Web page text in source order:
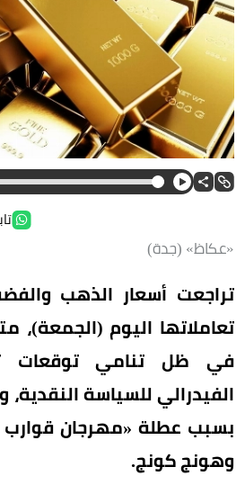
«عكاظ» (جدة)
تراجعت أسعار الذهب
تعاملاتها اليوم (الجمعة)،
في ظل تنامي توقعات
الفيدرالي للسياسة
بسبب عطلة «مهرجان قوارب
وهونج كونج.